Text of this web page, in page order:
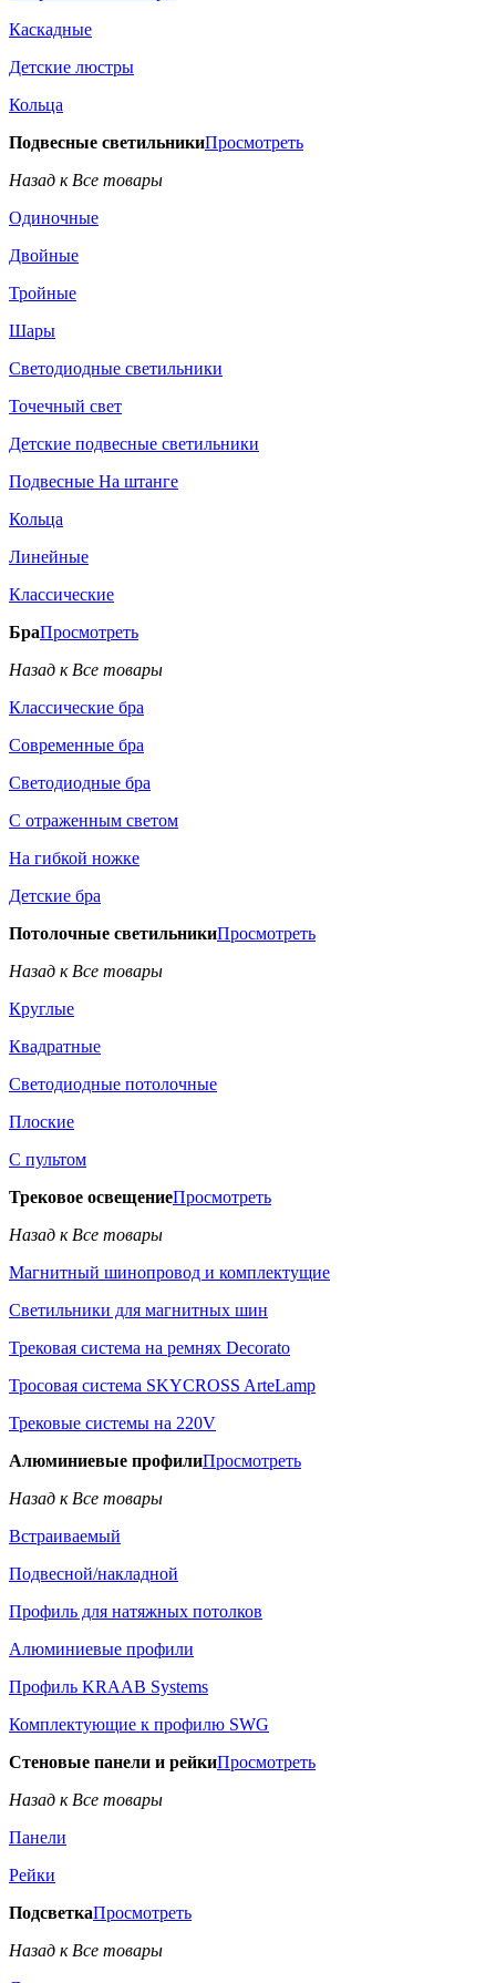
Каскадные
Детские люстры
Кольца
Подвесные светильникиПросмотреть
Назад к Все товары
Одиночные
Двойные
Тройные
Шары
Светодиодные светильники
Точечный свет
Детские подвесные светильники
Подвесные На штанге
Кольца
Линейные
Классические
БраПросмотреть
Назад к Все товары
Классические бра
Современные бра
Светодиодные бра
С отраженным светом
На гибкой ножке
Детские бра
Потолочные светильникиПросмотреть
Назад к Все товары
Круглые
Квадратные
Светодиодные потолочные
Плоские
С пультом
Трековое освещениеПросмотреть
Назад к Все товары
Магнитный шинопровод и комплектущие
Светильники для магнитных шин
Трековая система на ремнях Decorato
Тросовая система SKYCROSS ArteLamp
Трековые системы на 220V
Алюминиевые профилиПросмотреть
Назад к Все товары
Встраиваемый
Подвесной/накладной
Профиль для натяжных потолков
Алюминиевые профили
Профиль KRAAB Systems
Комплектующие к профилю SWG
Стеновые панели и рейкиПросмотреть
Назад к Все товары
Панели
Рейки
ПодсветкаПросмотреть
Назад к Все товары